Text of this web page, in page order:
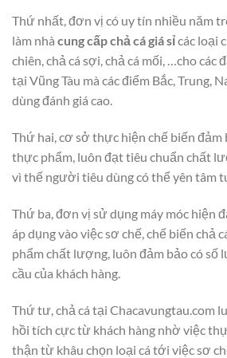
Thứ nhất, đơn vị có uy tín nhiều năm
làm nhà cung cấp chả cá giá sỉcác loại
chiên, chả cá sợi, chả cá mối, …cho các
tại Vũng Tàu mà các điểm Bắc, Trung,
dùng đánh giá cao.
Thứ hai, cơ sở thực hiện chế biến đảm
thực phẩm, luôn đạt tiêu chuẩn chất
vì thế người tiêu dùng có thể yên tâm
Thứ ba, đơn vị sử dụng máy móc hiện
áp dụng vào việc sơ chế, chế biến chả
phẩm chất lượng, luôn đảm bảo có số
cầu của khách hàng.
Thứ tư, chả cá tại Chacavungtau.com
hồi tích cực từ khách hàng nhờ việc
thận từ khâu chọn loại cá tới việc sơ